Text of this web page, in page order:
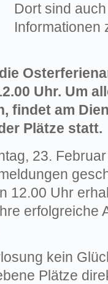
Dort sind
Informationen
Uhr. Um
findet am
Plätze statt.
23.
12.00 Uhr
erfolgreiche
kein
Plätze